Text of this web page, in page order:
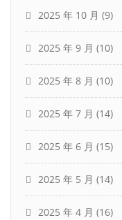
2025 年 10 月 (9)
2025 年 9 月 (10)
2025 年 8 月 (10)
2025 年 7 月 (14)
2025 年 6 月 (15)
2025 年 5 月 (14)
2025 年 4 月 (16)